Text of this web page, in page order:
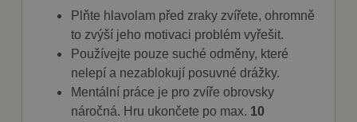
Plňte hlavolam před zraky zvířete, ohromně
to zvýší jeho motivaci problém vyřešit.
Používejte pouze suché odměny, které
nelepí a nezablokují posuvné drážky.
Mentální práce je pro zvíře obrovsky
náročná. Hru ukončete po max. 10
interní
měření
výkonu.
uživatel používá
webové stránky
a jakoukoli
reklamu,
kterou koncový
vidět před
uvedeného
uživatelských
preferencí a může
podporovat
funkčnost
webových stránek
tím, že si
zapamatuje vaše
volby a nastavení.
shop5_uid
.fajnpes.cz 10 dní
Tento cookie se